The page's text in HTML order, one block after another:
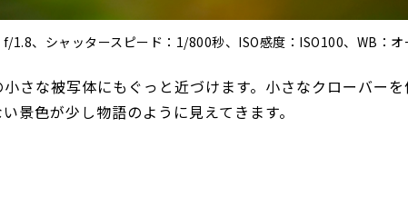
1.8、シャッタースピード：1/800秒、ISO感度：ISO100、WB：オ
さな被写体にもぐっと近づけます。小さなクローバー
景色が少し物語のように見えてきます。